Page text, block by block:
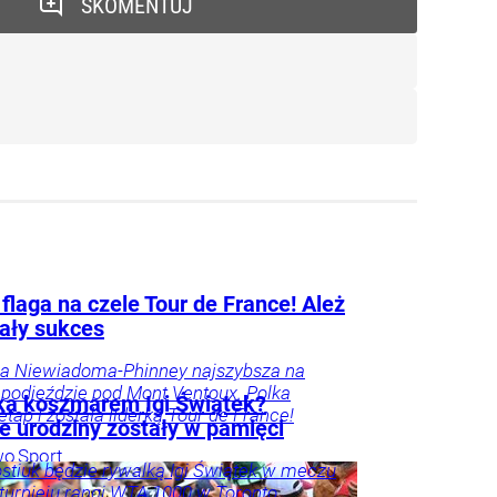
SKOMENTUJ
na czele Tour de France! Ależ
sukces
Niewiadoma-Phinney najszybsza na
pod Mont Ventoux. Polka
i została liderką Tour de France!
Sport
koszmarem Igi Świątek?
urodziny zostały w pamięci
będzie rywalką Igi Świątek w meczu
rangi WTA 1000 w Toronto.